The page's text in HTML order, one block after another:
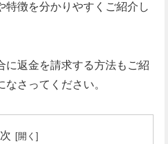
特徴を分かりやすくご紹介し
に返金を請求する方法もご紹
さってください。